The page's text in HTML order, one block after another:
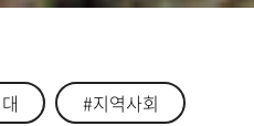
#지역사회